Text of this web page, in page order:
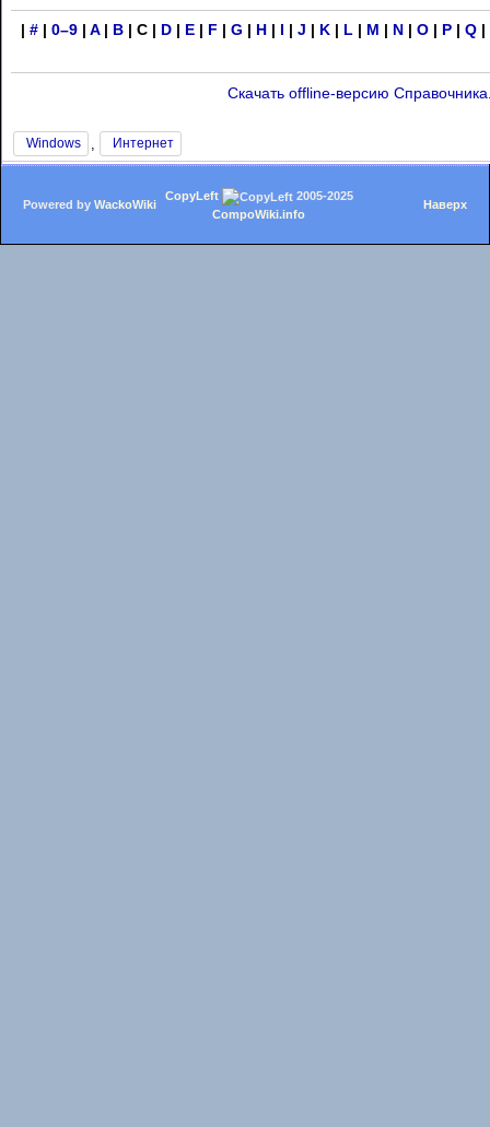
| # | 0–9 | A| B | C | D | E | F | G | H | I | J | K | L | M | N | O | P | Q |
Скачать offline-версию Справочника
Windows Интернет
Powered by WackoWiki
CopyLeft
2005-2025
CompoWiki.info
Наверх